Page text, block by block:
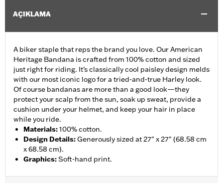
AÇIKLAMA
A biker staple that reps the brand you love. Our American
Heritage Bandana is crafted from 100% cotton and sized
just right for riding. It’s classically cool paisley design melds
with our most iconic logo for a tried-and-true Harley look.
Of course bandanas are more than a good look—they
protect your scalp from the sun, soak up sweat, provide a
cushion under your helmet, and keep your hair in place
while you ride.
Materials:100% cotton.
Design Details:Generously sized at 27" x 27" (68.58 cm
x 68.58 cm).
Graphics:Soft-hand print.